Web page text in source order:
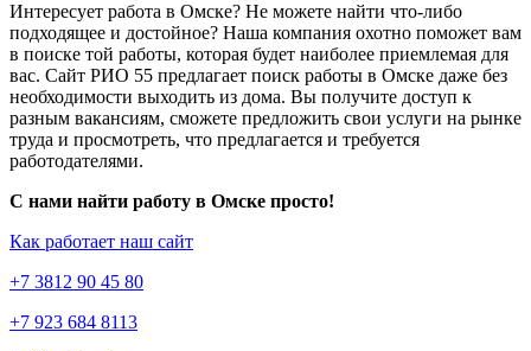
Интересует работа в Омске? Не можете найти что-либо
подходящее и достойное? Наша компания охотно поможет вам
в поиске той работы, которая будет наиболее приемлемая для
вас. Сайт РИО 55 предлагает поиск работы в Омске даже без
необходимости выходить из дома. Вы получите доступ к
разным вакансиям, сможете предложить свои услуги на рынке
труда и просмотреть, что предлагается и требуется
работодателями.
С нами найти работу в Омске просто!
Как работает наш сайт
+7 3812 90 45 80
+7 923 684 8113